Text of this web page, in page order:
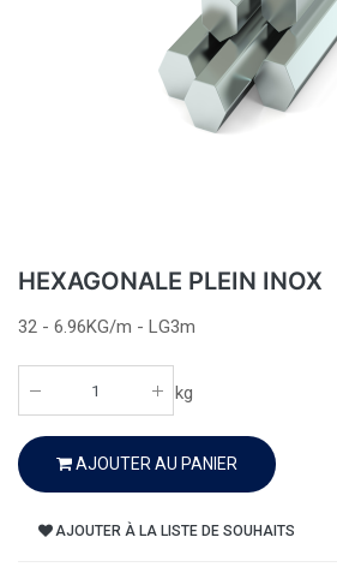
HEXAGONALE PLEIN INOX
32 - 6.96KG/m - LG3m
kg
AJOUTER AU PANIER
AJOUTER À LA LISTE DE SOUHAITS